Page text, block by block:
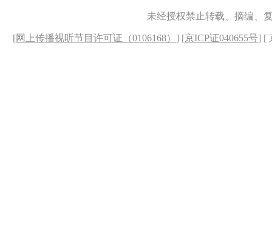
未经授权禁止转载、摘编、
[网上传播视听节目许可证（0106168） ] [京ICP证040655号] [